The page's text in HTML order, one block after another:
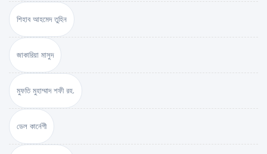
শিহাব আহমেদ তুহিন
জাকারিয়া মাসুদ
মুফতি মুহাম্মাদ শফী রহ.
ডেল কার্নেগী